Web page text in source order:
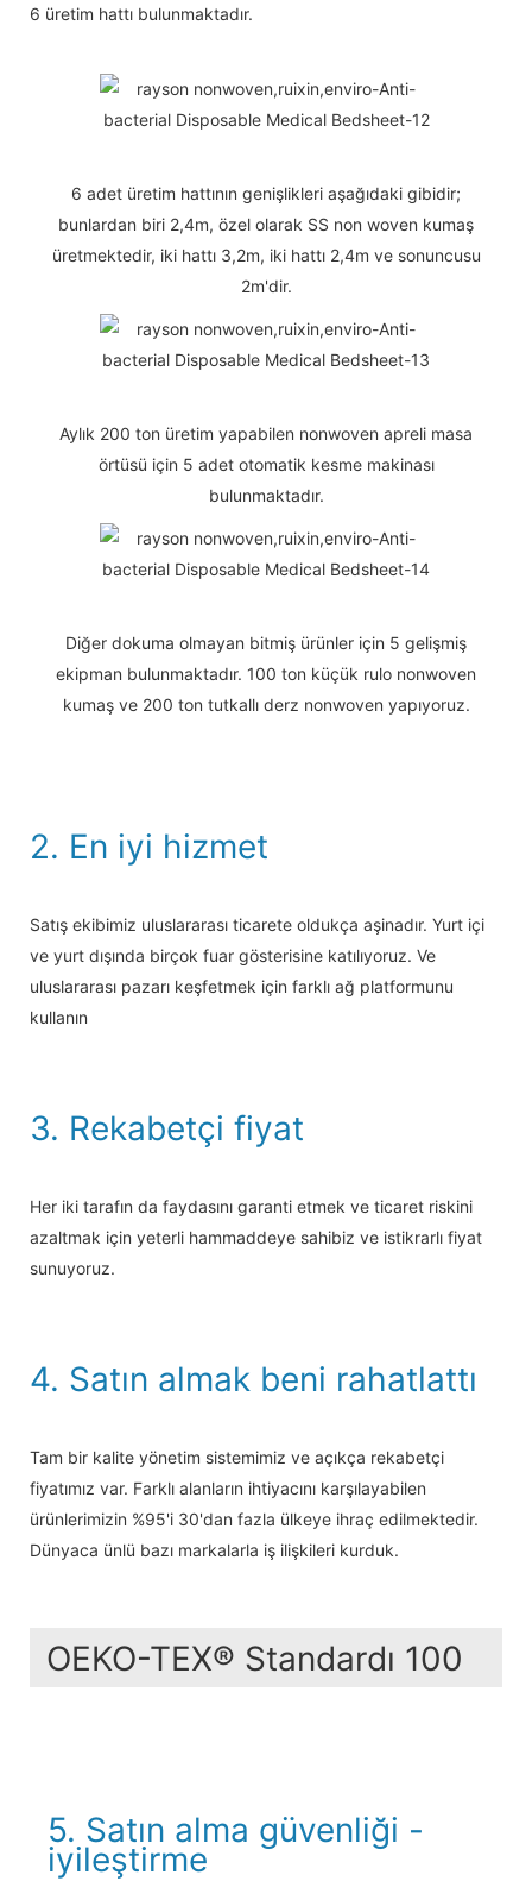
6 üretim hattı bulunmaktadır.
6 adet üretim hattının genişlikleri aşağıdaki gibidir;
bunlardan biri 2,4m, özel olarak SS non woven kumaş
üretmektedir, iki hattı 3,2m, iki hattı 2,4m ve sonuncusu
2m'dir.
Aylık 200 ton üretim yapabilen nonwoven apreli masa
örtüsü için 5 adet otomatik kesme makinası
bulunmaktadır.
Diğer dokuma olmayan bitmiş ürünler için 5 gelişmiş
ekipman bulunmaktadır. 100 ton küçük rulo nonwoven
kumaş ve 200 ton tutkallı derz nonwoven yapıyoruz.
2. En iyi hizmet
Satış ekibimiz uluslararası ticarete oldukça aşinadır. Yurt içi
ve yurt dışında birçok fuar gösterisine katılıyoruz. Ve
uluslararası pazarı keşfetmek için farklı ağ platformunu
kullanın
3. Rekabetçi fiyat
Her iki tarafın da faydasını garanti etmek ve ticaret riskini
azaltmak için yeterli hammaddeye sahibiz ve istikrarlı fiyat
sunuyoruz.
4. Satın almak beni rahatlattı
Tam bir kalite yönetim sistemimiz ve açıkça rekabetçi
fiyatımız var. Farklı alanların ihtiyacını karşılayabilen
ürünlerimizin %95'i 30'dan fazla ülkeye ihraç edilmektedir.
Dünyaca ünlü bazı markalarla iş ilişkileri kurduk.
OEKO-TEX® Standardı 100
5. Satın alma güvenliği -
iyileştirme